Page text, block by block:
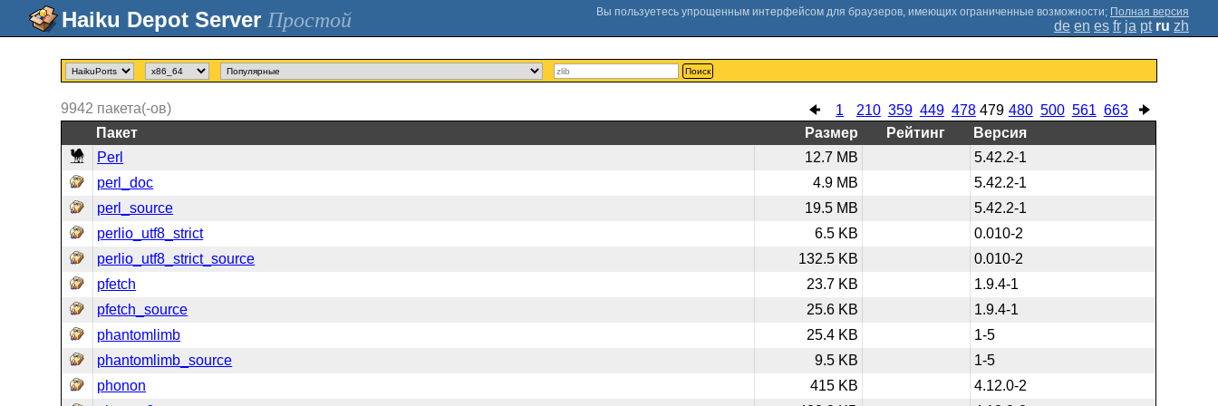
Простой ; Полная версия
de en es fr ja pt ru zh
Поиск
1 210 359 449 478 479 480 500 561 663
9942 пакета(-ов)
Пакет
Размер Рейтинг
Версия
Perl
12.7 MB
5.42.2-1
perl_doc
4.9 MB
5.42.2-1
perl_source
19.5 MB
5.42.2-1
perlio_utf8_strict
6.5 KB
0.010-2
perlio_utf8_strict_source
132.5 KB
0.010-2
pfetch
23.7 KB
1.9.4-1
pfetch_source
25.6 KB
1.9.4-1
phantomlimb
25.4 KB
1-5
phantomlimb_source
9.5 KB
1-5
phonon
415 KB
4.12.0-2